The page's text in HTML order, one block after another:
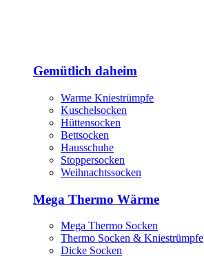
Gemütlich daheim
Warme Kniestrümpfe
Kuschelsocken
Hüttensocken
Bettsocken
Hausschuhe
Stoppersocken
Weihnachtssocken
Mega Thermo Wärme
Mega Thermo Socken
Thermo Socken & Kniestrümpfe
Dicke Socken